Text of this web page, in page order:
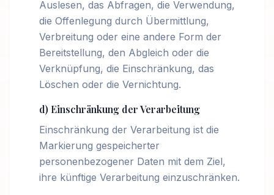
Auslesen, das Abfragen, die Verwendung,
die Offenlegung durch Übermittlung,
Verbreitung oder eine andere Form der
Bereitstellung, den Abgleich oder die
Verknüpfung, die Einschränkung, das
Löschen oder die Vernichtung.
d) Einschränkung der Verarbeitung
Einschränkung der Verarbeitung ist die
Markierung gespeicherter
personenbezogener Daten mit dem Ziel,
ihre künftige Verarbeitung einzuschränken.